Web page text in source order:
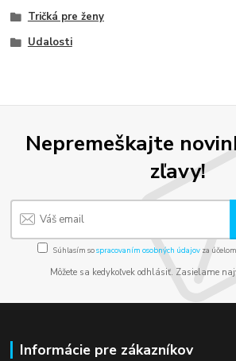
Tričká pre ženy
Udalosti
Nepremeškajte
zľavy!
Súhlasím sospracovaním osobných údajov za
Môžete sa kedykoľvek odhlásiť. Zasielame
Informácie pre zákazníkov